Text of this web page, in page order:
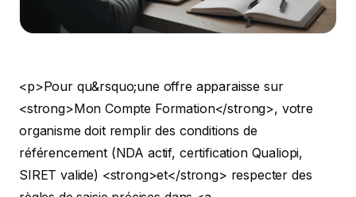
<p>Pour qu&rsquo;une offre apparaisse sur
<strong>Mon Compte Formation</strong>, votre
organisme doit remplir des conditions de
référencement (NDA actif, certification Qualiopi,
SIRET valide) <strong>et</strong> respecter des